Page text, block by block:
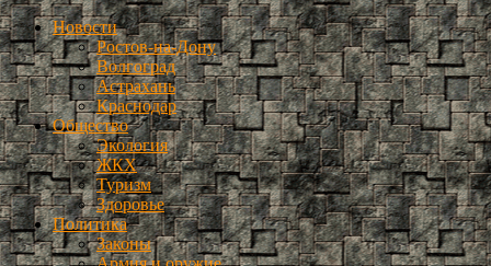
Новости
Ростов-на-Дону
Волгоград
Астрахань
Краснодар
Общество
Экология
ЖКХ
Туризм
Здоровье
Политика
Законы